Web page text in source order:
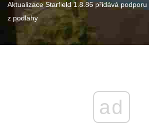
Aktualizace Starfield 1.8.86 přidává
z podlahy
ad